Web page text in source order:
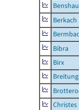
Berkach
Bibra
Birx
Christes